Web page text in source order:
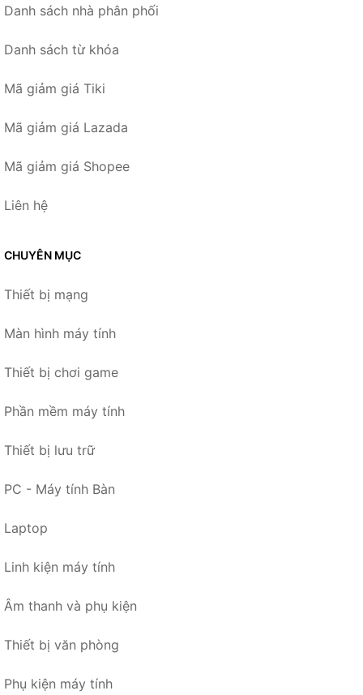
Danh sách nhà phân phối
Danh sách từ khóa
Mã giảm giá Tiki
Mã giảm giá Lazada
Mã giảm giá Shopee
Liên hệ
CHUYÊN MỤC
Thiết bị mạng
Màn hình máy tính
Thiết bị chơi game
Phần mềm máy tính
Thiết bị lưu trữ
PC - Máy tính Bàn
Laptop
Linh kiện máy tính
Âm thanh và phụ kiện
Thiết bị văn phòng
Phụ kiện máy tính